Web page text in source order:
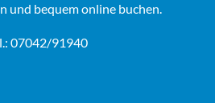
und bequem online buchen.
07042/91940